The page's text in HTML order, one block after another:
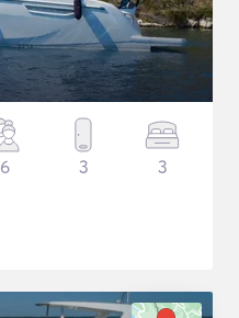
6 3 3